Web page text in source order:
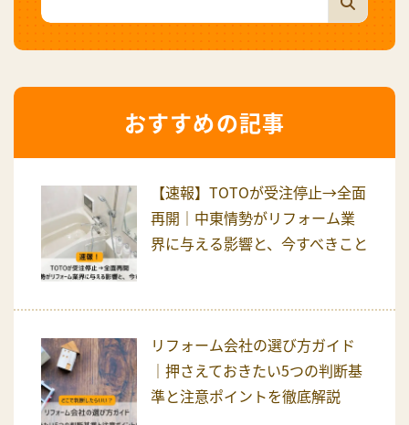
おすすめの記事
【速報】TOTOが受注停止→全面
再開｜中東情勢がリフォーム業
界に与える影響と、今すべきこと
リフォーム会社の選び方ガイド
｜押さえておきたい5つの判断基
準と注意ポイントを徹底解説